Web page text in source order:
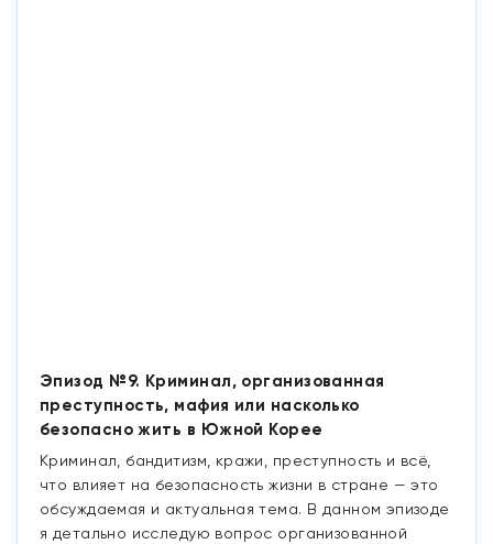
Эпизод №9. Криминал, организованная
преступность, мафия или насколько
безопасно жить в Южной Корее
Криминал, бандитизм, кражи, преступность и всё,
что влияет на безопасность жизни в стране — это
обсуждаемая и актуальная тема. В данном эпизоде
я детально исследую вопрос организованной